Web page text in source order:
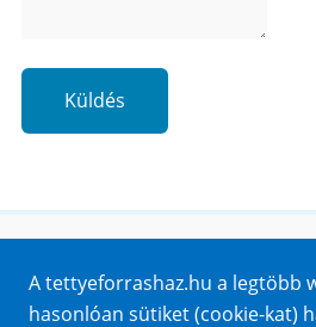
Küldés
Impresszum
Sütik
A tettyeforrashaz.hu a legtöbb
hasonlóan sütiket (cookie-kat)